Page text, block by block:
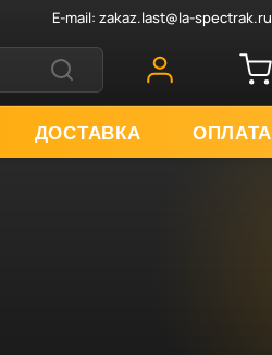
E-mail: zakaz.last@la-spectrak.ru
ДОСТАВКА ОПЛАТА